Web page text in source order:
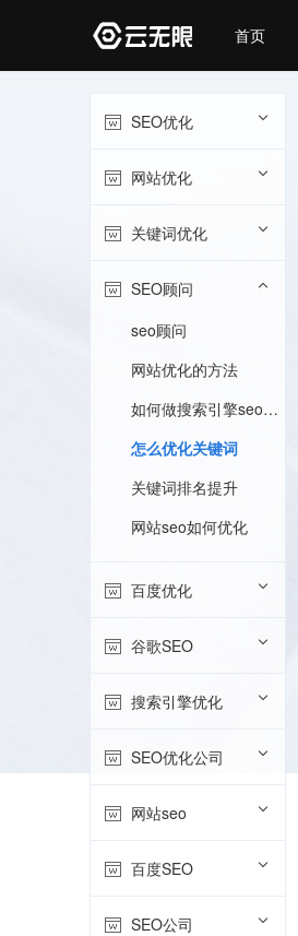
首页
SEO优化
网站优化
关键词优化
SEO顾问
seo顾问
网站优化的方法
如何做搜索引擎seo优化
怎么优化关键词
关键词排名提升
网站seo如何优化
百度优化
谷歌SEO
搜索引擎优化
SEO优化公司
网站seo
百度SEO
SEO公司